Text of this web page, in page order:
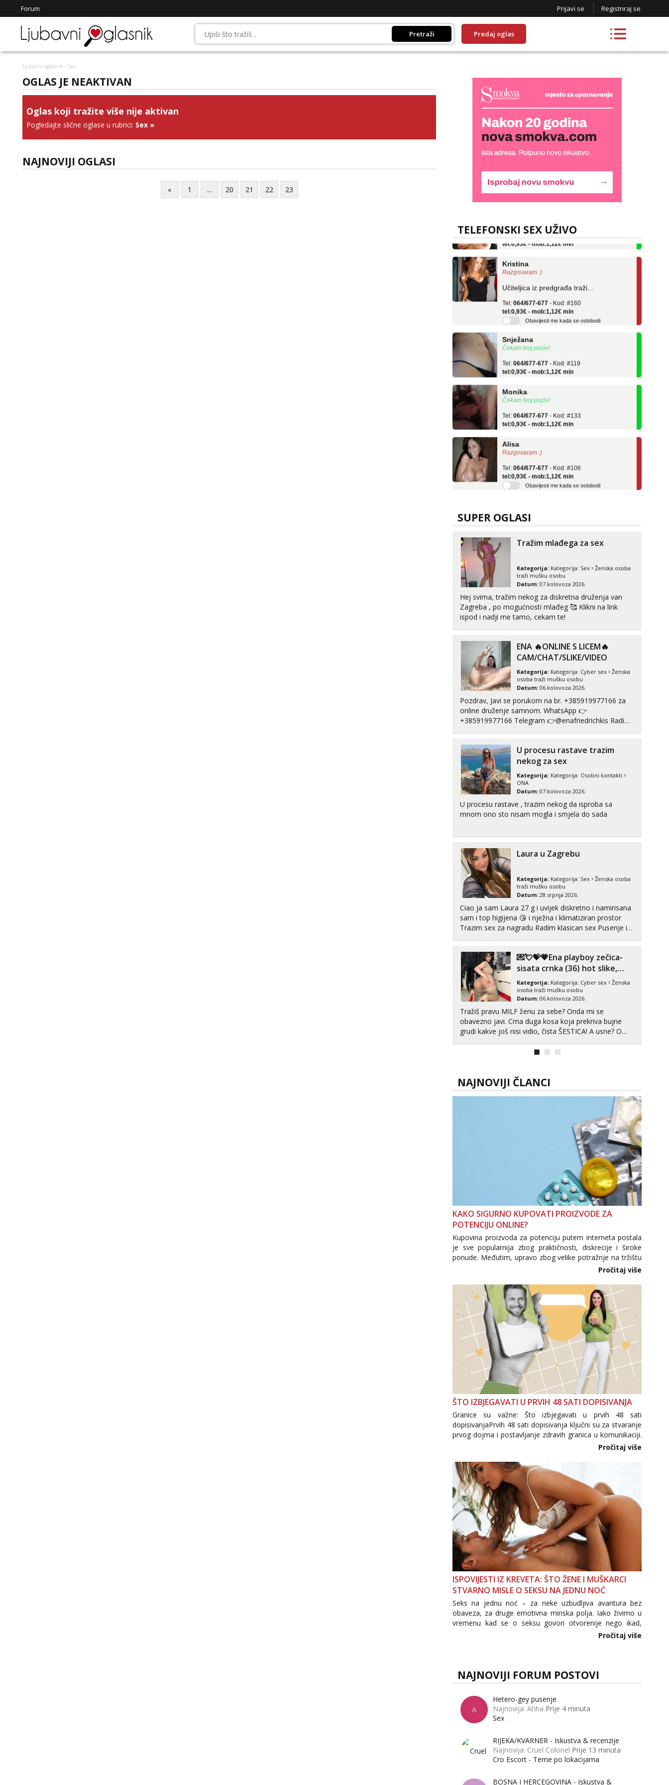
Forum Prijavi se Registriraj se
Pretraži Predaj oglas
Ljubavni oglasnik › Sex
OGLAS JE NEAKTIVAN
Oglas koji tražite više nije aktivan
Pogledajte slične oglase u rubrici: Sex »
NAJNOVIJI OGLASI
« 1 ... 20 21 22 23
TELEFONSKI SEX UŽIVO
Liliana
Tel:064/677-677 - Kod: #69
tel:0,93€ - mob:1,12€ min
Razgovaram :)
064/677-677
- Kod: #160
tel:0,93€ - mob:1,12€ min
Obavijesti me kada se oslobodi
Čekam tvoj poziv!
tel:0,93€ - mob:1,12€ min
Čekam tvoj poziv!
tel:0,93€ - mob:1,12€ min
Razgovaram :)
tel:0,93€ - mob:1,12€ min
Obavijesti me kada se oslobodi
Tel:064/677-677
Ivančica
064/677-677- Kod: #108
tel:0,93€ - mob:1,12€ min
Zara
Čekam tvoj poziv!
tel:0,93€ - mob:1,12€ min
Anđela
Čekam tvoj poziv!
Tel: 064/677-677- Kod: #142
tel:0,93€ - mob:1,12€ min
Liliana
Čekam tvoj poziv!
Kristina
Razgovaram :)
Učiteljica iz predgrađa traži...
Tel: 064/677-677- Kod: #160
tel:0,93€ - mob:1,12€ min
Obavijesti me kada se oslobodi
Tel: 064/677-677- Kod: #119
tel:0,93€ - mob:1,12€ min
Monika
Čekam tvoj poziv!
Tel:064/677-677- Kod: #133
tel:0,93€ - mob:1,12€ min
Tel: 064/677-677 - Kod: #106
tel:0,93€ - mob:1,12€ min
Žana
Tel:064/677-677- Kod: #135
tel:0,93€ - mob:1,12€ min
tel:0,93€ - mob:1,12€ min
- Kod: #123
tel:0,93€ - mob:1,12€ min
- Kod: #142
tel:0,93€ - mob:1,12€ min
SUPER OGLASI
Tražim mlađega za sex
Kategorija: Kategorija: Sex
Ženska osoba
traži mušku osobu
Datum: 07.kolovoza 2026.
Hej svima, tražim nekog za diskretna druženja van
Zagreba , po mogućnosti mlađeg 🥰 Klikni na link
ispod i nadji me tamo, cekam te!
ENA 🔥ONLINE S LICEM🔥
CAM/CHAT/SLIKE/VIDEO
Kategorija: Kategorija: Cyber sex
Ženska
osoba traži mušku osobu
Datum: 06.kolovoza 2026.
Pozdrav, Javi se porukom na br. +385919977166 za
online druženje samnom. WhatsApp 👉
+385919977166 Telegram 👉@enafriedrichkis Radim
štikle, samostojeće itd. Nudim svakakva videa seksa,
puš...
U procesu rastave trazim
nekog za sex
Kategorija: Kategorija: Osobni kontakti
ONA
Datum: 07.kolovoza 2026.
U procesu rastave , trazim nekog da isproba sa
mnom ono sto nisam mogla i smjela do sada
Laura u Zagrebu
Kategorija: Kategorija: Sex
Ženska osoba
traži mušku osobu
Datum: 28.srpnja 2026.
Ciao ja sam Laura 27 g i uvijek diskretno i namirisana
sam i top higijena 😘 i nježna i klimatiziran prostor
Trazim sex za nagradu Radim klasican sex Pusenje i
neljubim se Wha...💌💘💝💗Ena playboy zečica-
sisata crnka (36) hot slike,
videa i c2c💗
Kategorija: Kategorija: Cyber sex
Ženska
osoba traži mušku osobu
Datum: 06.kolovoza 2026.
Tražiš pravu MILF ženu za sebe? Onda mi se
obavezno javi. Crna duga kosa koja prekriva bujne
grudi kakve još nisi vidio, čista ŠESTICA! A usne? O
će ti se urezati u pamćenje, jer vjeruj mi, takve još
NAJNOVIJI ČLANCI
KAKO SIGURNO KUPOVATI PROIZVODE ZA
POTENCIJU ONLINE?
Kupovina proizvoda za potenciju putem interneta postala
je sve popularnija zbog praktičnosti, diskrecije i široke
ponude. Međutim, upravo zbog velike potražnje na tržištu
se pojavljuju i brojni krivotvoreni proizvodi, nepouzdane
internetske trgovine te proizvodi nepoznatog podrijetla. ...
Pročitaj više
ŠTO IZBJEGAVATI U PRVIH 48 SATI DOPISIVANJA
Granice su važne: Što izbjegavati u prvih 48 sati
dopisivanjaPrvih 48 sati dopisivanja ključni su za stvaranje
prvog dojma i postavljanje zdravih granica u komunikaciji.
Važno je izbjeći prebrzo otkrivanje osobnih ili intimnih
informacija, jer nepoznata osoba još nije zaslužila to
povjerenje. Takođe...
Pročitaj više
ISPOVIJESTI IZ KREVETA: ŠTO ŽENE I MUŠKARCI
STVARNO MISLE O SEKSU NA JEDNU NOĆ
Seks na jednu noć – za neke uzbudljiva avantura bez
obaveza, za druge emotivna minska polja. Iako živimo u
vremenu kad se o seksu govori otvorenije nego ikad,
tema „jedne noći strasti“ i dalje izaziva burne rasprave. Što
Pročitaj više
NAJNOVIJI FORUM POSTOVI
A
Hetero-gey pusenje
Najnovija: Ahha Prije 4 minuta
Sex
RIJEKA/KVARNER - Iskustva & recenzije
Najnovija: Cruel Colonel Prije 13 minuta
Cro Escort - Teme po lokacijama
BOSNA I HERCEGOVINA - Iskustva &